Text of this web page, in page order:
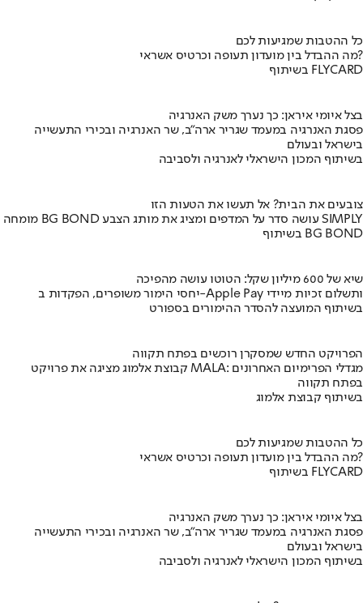
כל ההטבות שמגיעות לכם
מה ההבדל בין מועדון תעופה וכרטיס אשראי?
בשיתוף FLYCARD
בצל איומי איראן: כך נערך משק האנרגיה
פסגת האנרגיה במעמד שגריר ארה"ב, שר האנרגיה ובכירי התעשייה
בישראל ובעולם
בשיתוף המכון הישראלי לאנרגיה ולסביבה
צובעים את הבית? אל תעשו את הטעות הזו
מומחה BG BOND עושה סדר על המדפים ומציג את מותג הצבע SIMPLY
בשיתוף BG BOND
שיא של 600 מיליון שקל: הטוטו עושה מהפיכה
יחסי הימור משופרים, הפקדות ב-Apple Pay ותשלום זכיות מיידי
בשיתוף המועצה להסדר ההימורים בספורט
הפרויקט החדש שמסקרן רוכשים בפתח תקווה
קבוצת אלמוג מציגה את פרויקט MALA: מגדלי הפרימיום האחרונים
בפתח תקווה
בשיתוף קבוצת אלמוג
כל ההטבות שמגיעות לכם
מה ההבדל בין מועדון תעופה וכרטיס אשראי?
בשיתוף FLYCARD
בצל איומי איראן: כך נערך משק האנרגיה
פסגת האנרגיה במעמד שגריר ארה"ב, שר האנרגיה ובכירי התעשייה
בישראל ובעולם
בשיתוף המכון הישראלי לאנרגיה ולסביבה